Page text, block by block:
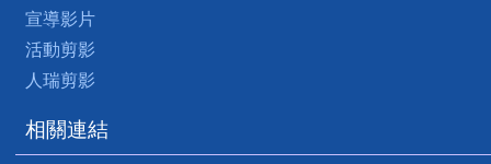
宣導影片
活動剪影
人瑞剪影
相關連結